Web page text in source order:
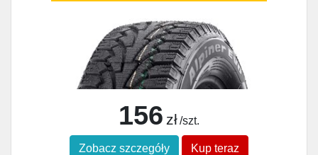
156 zł /szt.
Zobacz szczegóły Kup teraz